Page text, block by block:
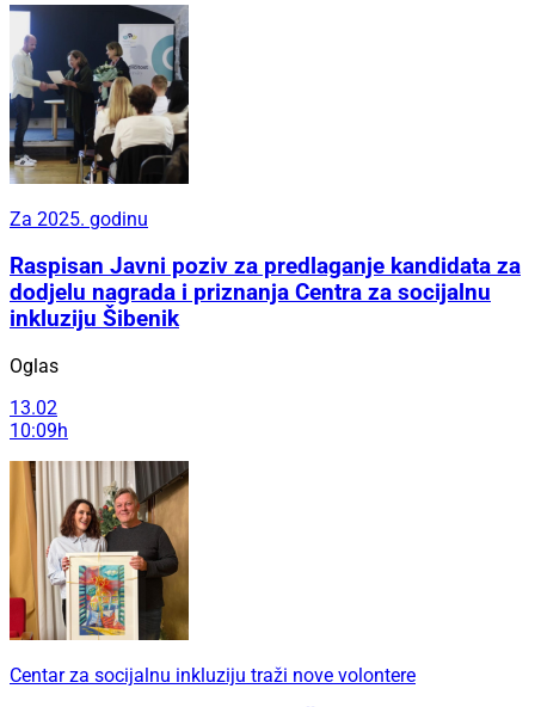
Za 2025. godinu
Raspisan Javni poziv za predlaganje kandidata za
dodjelu nagrada i priznanja Centra za socijalnu
inkluziju Šibenik
Oglas
13.02
10:09h
Centar za socijalnu inkluziju traži nove volontere